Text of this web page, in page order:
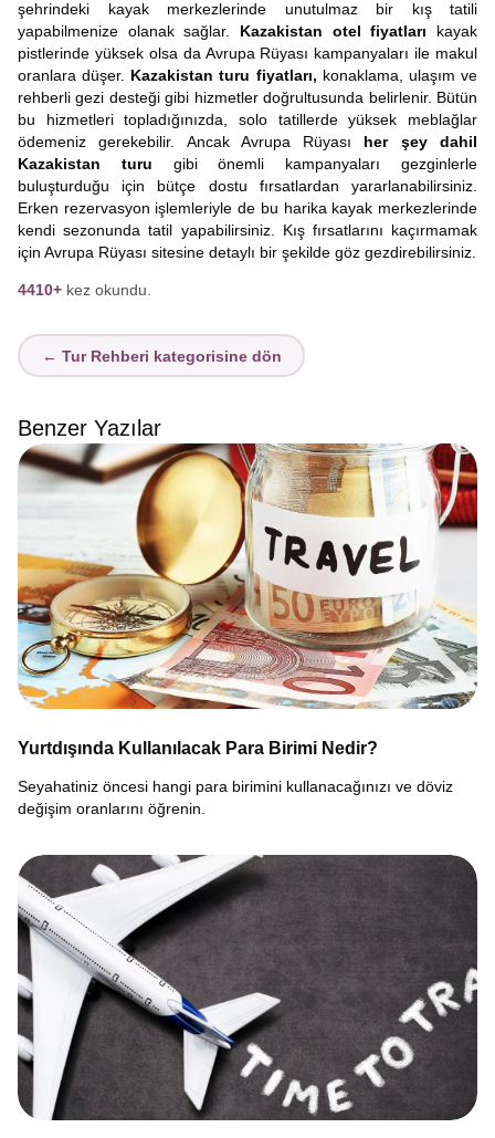
şehrindeki kayak merkezlerinde unutulmaz bir kış tatili
yapabilmenize olanak sağlar. Kazakistan otel fiyatları kayak
pistlerinde yüksek olsa da Avrupa Rüyası kampanyaları ile makul
oranlara düşer. Kazakistan turu fiyatları, konaklama, ulaşım ve
rehberli gezi desteği gibi hizmetler doğrultusunda belirlenir. Bütün
bu hizmetleri topladığınızda, solo tatillerde yüksek meblağlar
ödemeniz gerekebilir. Ancak Avrupa Rüyası her şey dahil
Kazakistan turu gibi önemli kampanyaları gezginlerle
buluşturduğu için bütçe dostu fırsatlardan yararlanabilirsiniz.
Erken rezervasyon işlemleriyle de bu harika kayak merkezlerinde
kendi sezonunda tatil yapabilirsiniz. Kış fırsatlarını kaçırmamak
için Avrupa Rüyası sitesine detaylı bir şekilde göz gezdirebilirsiniz.
4410+ kez okundu.
← Tur Rehberi kategorisine dön
Benzer Yazılar
Yurtdışında Kullanılacak Para Birimi Nedir?
Seyahatiniz öncesi hangi para birimini kullanacağınızı ve döviz
değişim oranlarını öğrenin.